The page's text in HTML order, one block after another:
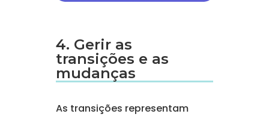
4. Gerir as
transições e as
mudanças
As transições representam